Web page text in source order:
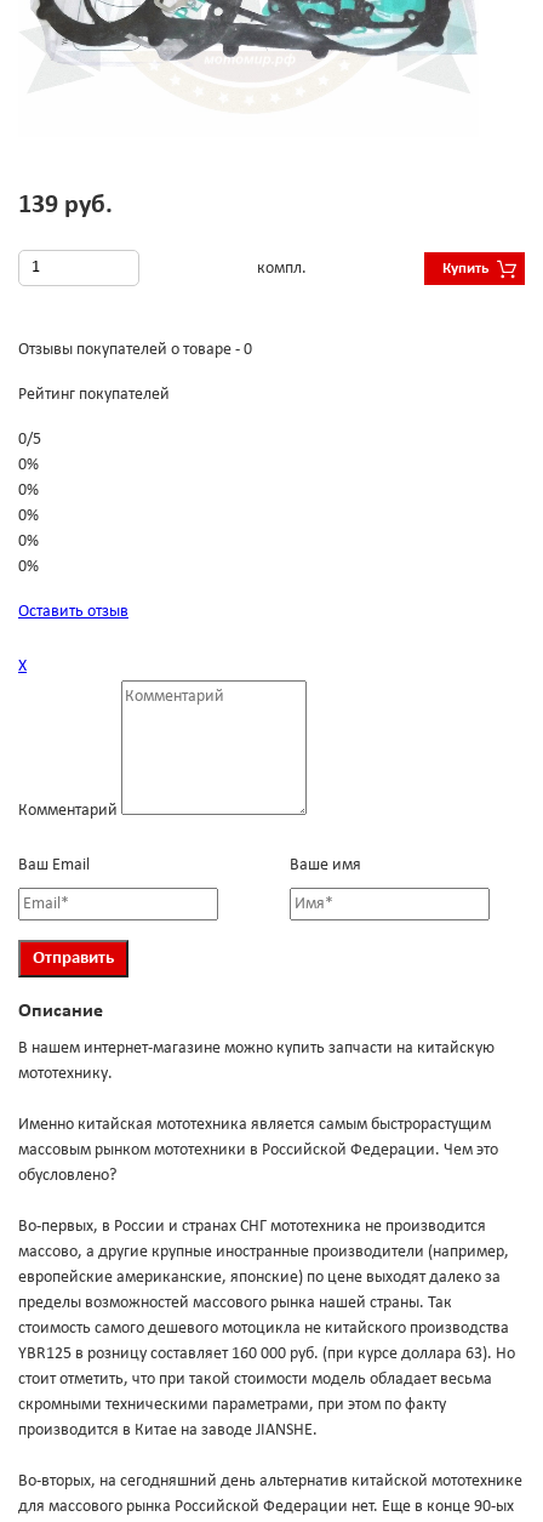
139 руб.
компл. Купить
Отзывы покупателей о товаре - 0
Рейтинг покупателей
0/5
0%
0%
0%
0%
0%
Оставить отзыв
Х
Комментарий
Ваш Email Ваше имя
Описание
В нашем интернет-магазине можно купить запчасти на китайскую
мототехнику.
Именно китайская мототехника является самым быстрорастущим
массовым рынком мототехники в Российской Федерации. Чем это
обусловлено?
Во-первых, в России и странах СНГ мототехника не производится
массово, а другие крупные иностранные производители (например,
европейские американские, японские) по цене выходят далеко за
пределы возможностей массового рынка нашей страны. Так
стоимость самого дешевого мотоцикла не китайского производства
YBR125 в розницу составляет 160 000 руб. (при курсе доллара 63). Но
стоит отметить, что при такой стоимости модель обладает весьма
скромными техническими параметрами, при этом по факту
производится в Китае на заводе JIANSHE.
Во-вторых, на сегодняшний день альтернатив китайской мототехнике
для массового рынка Российской Федерации нет. Еще в конце 90-ых